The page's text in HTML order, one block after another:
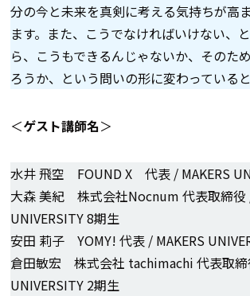
分の今と未来を真剣に考える気持ちが高
ます。また、こうでなければいけない、
ら、こうもできるんじゃないか、そのた
ろうか、という問いの形に変わっていると
＜ゲスト講師名＞
水井 飛空 FOUND X 代表 / MAKERS
大森 美紀 株式会社Nocnum 代表取締役
UNIVERSITY 8期生
安田 莉子 YOMY! 代表 / MAKERS
倉田敏宏 株式会社 tachimachi 代表取締
UNIVERSITY 2期生